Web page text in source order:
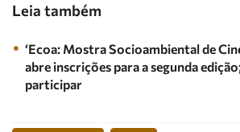
Leia também
‘Ecoa: Mostra Socioambiental de
abre inscrições para a segunda
participar